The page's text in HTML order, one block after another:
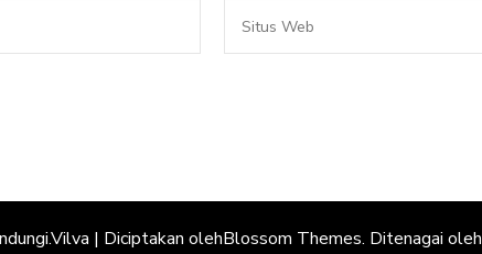
Vilva | Diciptakan olehBlossom Themes. Ditenagai oleh